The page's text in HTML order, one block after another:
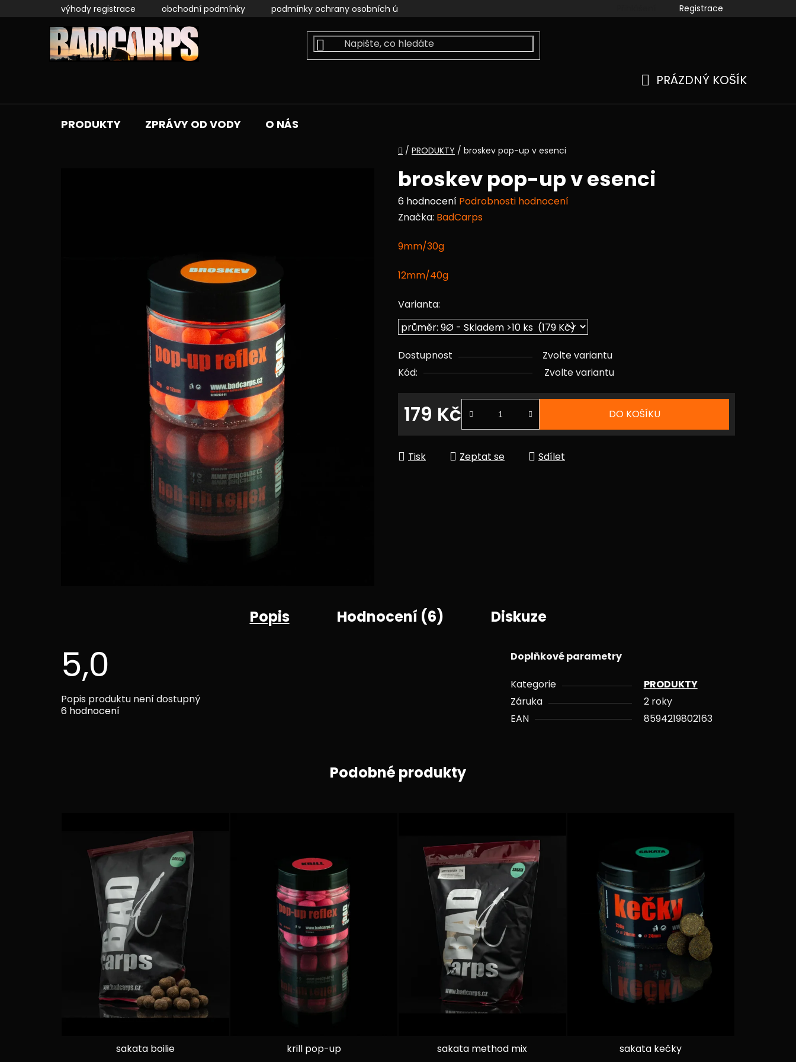
na
výhody registrace obchodní podmínky podmínky ochrany osobních údajů kamenné prodejny
Registrace
PRÁZDNÝ KOŠÍK
PRODUKTY ZPRÁVY OD VODY O NÁS
Domů
/ PRODUKTY / broskev pop-up v esenci
broskev pop-up v esenci
Průměrné
hodnocení
je
z
6 hodnocení Podrobnosti hodnocení
Značka: BadCarps
9mm/30g
12mm/40g
Varianta:
Dostupnost
Zvolte variantu
Kód:
Zvolte variantu
179 Kč
Měrná cena:
DO KOŠÍKU
Tisk Zeptat se Sdílet
Popis Hodnocení (6) Diskuze
5,0
Průměrné
hodnocení
produktu
6 hodnocení
Popis produktu není dostupný
Doplňkové parametry
Kategorie
PRODUKTY
Záruka
2 roky
EAN
8594219802163
Podobné produkty
sakata boilie krill pop-up sakata method mix sakata kečky